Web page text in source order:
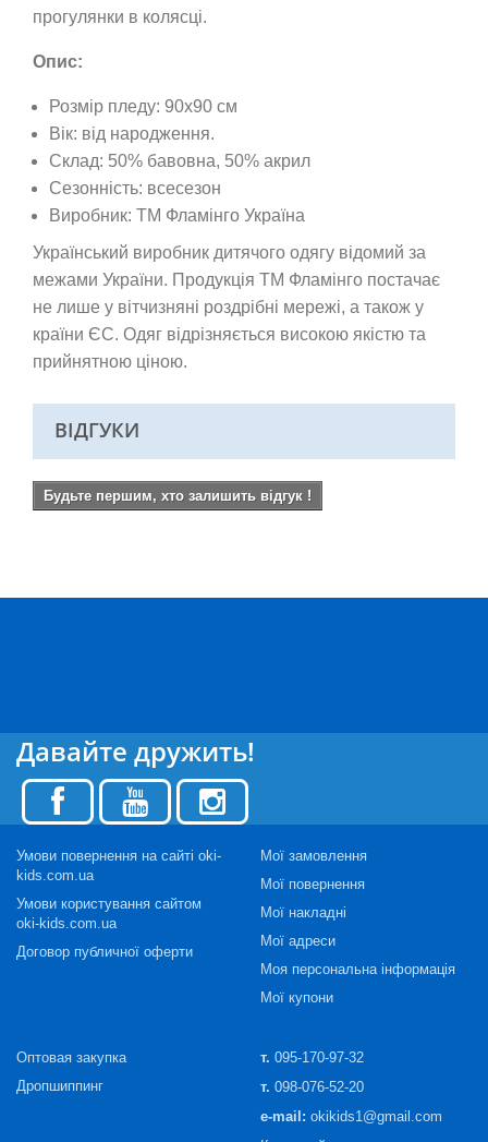
прогулянки в колясці.
Опис:
Розмір пледу: 90х90 см
Вік: від народження.
Склад: 50% бавовна, 50% акрил
Сезонність: всесезон
Виробник: ТМ Фламінго Україна
Український виробник дитячого одягу відомий за
межами України. Продукція ТМ Фламінго постачає
не лише у вітчизняні роздрібні мережі, а також у
країни ЄС. Одяг відрізняється високою якістю та
прийнятною ціною.
ВІДГУКИ
Будьте першим, хто залишить відгук !
Давайте дружить!
Умови повернення на сайті oki-
kids.com.ua
Умови користування сайтом
oki-kids.com.ua
Договор публичної оферти
Мої замовлення
Мої повернення
Мої накладні
Мої адреси
Моя персональна інформація
Мої купони
Оптовая закупка
Дропшиппинг
т. 095-170-97-32
т. 098-076-52-20
e-mail: okikids1@gmail.com